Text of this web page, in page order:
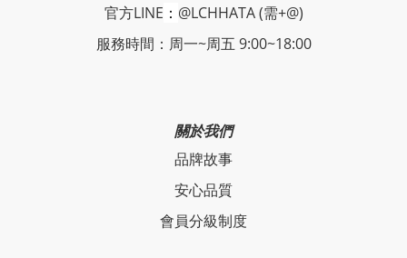
官方LINE ： @LCHHATA (需+@)
服務時間：周一~周五 9:00~18:00
關於我們
品牌故事
安心品質
會員分級制度